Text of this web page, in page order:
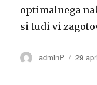
optimalnega
si tudi vi
Avtor
adminP 29